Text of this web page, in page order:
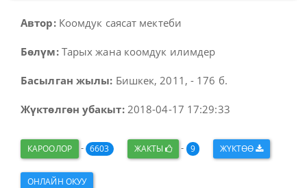
Автор:Коомдук саясат мектеби
Бөлүм:Тарых жана коомдук илимдер
Басылган жылы: Бишкек, 2011, - 176 б.
Жүктөлгөн убакыт:2018-04-17 17:29:33
КАРООЛОР - 6603 ЖАКТЫ - 9 ЖҮКТӨӨ
ОНЛАЙН ОКУУ